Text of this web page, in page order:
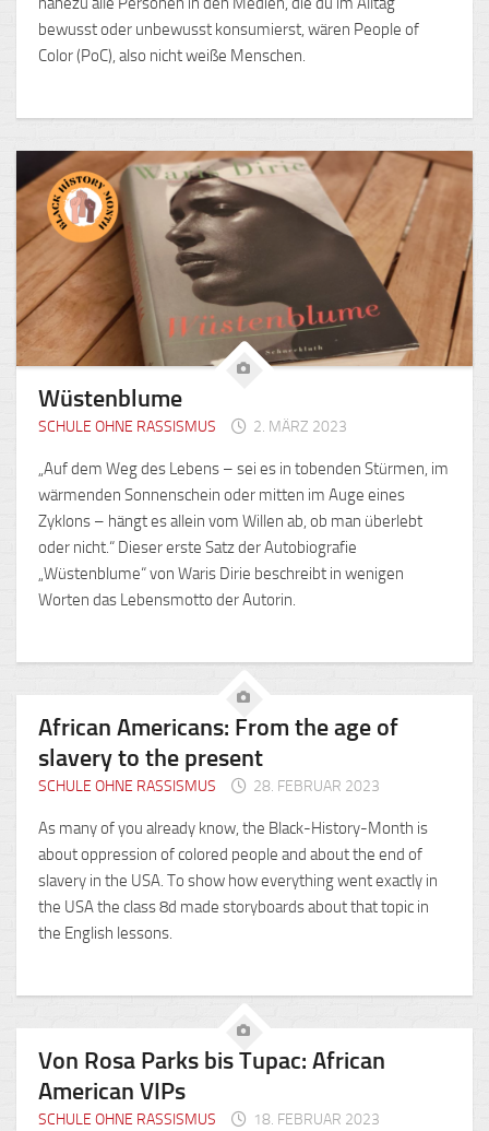
bewusst oder unbewusst konsumierst, wären People of
Color (PoC), also nicht weiße Menschen.
Wüstenblume
SCHULE OHNE RASSISMUS 2. MÄRZ 2023
„Auf dem Weg des Lebens – sei es in tobenden Stürmen, im
wärmenden Sonnenschein oder mitten im Auge eines
Zyklons – hängt es allein vom Willen ab, ob man überlebt
oder nicht.“ Dieser erste Satz der Autobiografie
„Wüstenblume“ von Waris Dirie beschreibt in wenigen
Worten das Lebensmotto der Autorin.
African Americans: From the age of
slavery to the present
SCHULE OHNE RASSISMUS 28. FEBRUAR 2023
As many of you already know, the Black-History-Month is
about oppression of colored people and about the end of
slavery in the USA. To show how everything went exactly in
the USA the class 8d made storyboards about that topic in
the English lessons.
Von Rosa Parks bis Tupac: African
American VIPs
SCHULE OHNE RASSISMUS 18. FEBRUAR 2023